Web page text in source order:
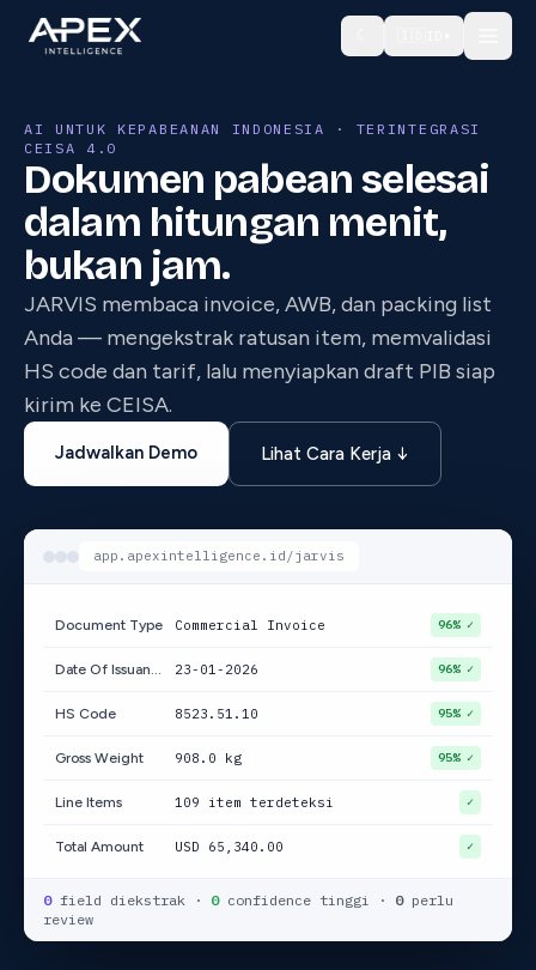
AI UNTUK KEPABEANAN INDONESIA · TERINTEGRASI
CEISA 4.0
Dokumen pabean selesai
dalam hitungan menit,
bukan jam.
JARVIS membaca invoice, AWB, dan packing list
Anda — mengekstrak ratusan item, memvalidasi
HS code dan tarif, lalu menyiapkan draft PIB siap
kirim ke CEISA.
Jadwalkan Demo Lihat Cara Kerja ↓
app.apexintelligence.id/jarvis
Document Type Commercial Invoice 96% ✓
Date Of Issuance 23-01-2026 96% ✓
HS Code 8523.51.10 95% ✓
Gross Weight 908.0 kg 95% ✓
Line Items 109 item terdeteksi ✓
Total Amount USD 65,340.00 ✓
0 field diekstrak · 0 confidence tinggi · 0 perlu
review